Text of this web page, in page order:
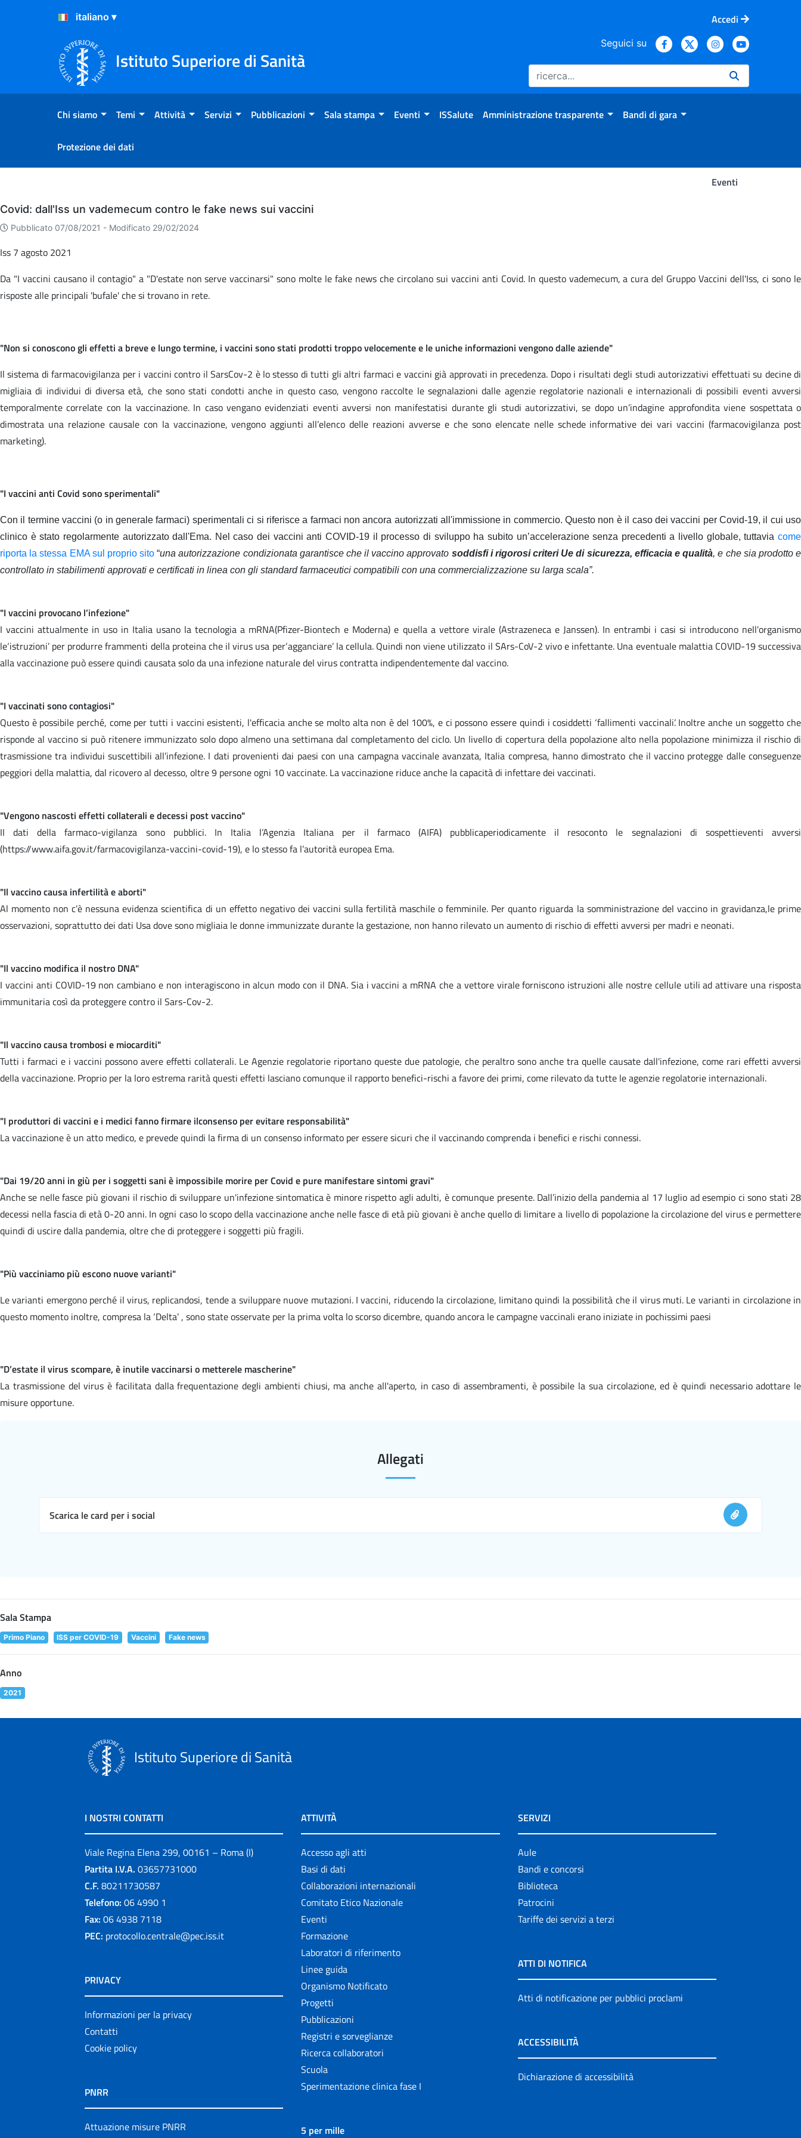
Salta al Contenuto
Salta al Footer
Accedi
Istituto Superiore di Sanità
Seguici su
Chi siamo Temi Attività Servizi Pubblicazioni Sala stampa Eventi ISSalute Amministrazione trasparente Bandi di gara
Protezione dei dati
Eventi
Eventi
Covid: dall'Iss un vademecum contro le fake news sui vaccini
Pubblicato 07/08/2021 - Modificato 29/02/2024
Iss 7 agosto 2021
Da "I vaccini causano il contagio" a "D'estate non serve vaccinarsi" sono molte le fake news che circolano sui vaccini anti Covid. In questo vademecum, a cura del Gruppo Vaccini dell'Iss, ci sono le
risposte alle principali 'bufale' che si trovano in rete.
"Non si conoscono gli effetti a breve e lungo termine, i vaccini sono stati prodotti troppo velocemente e le uniche informazioni vengono dalle aziende"
Il sistema di farmacovigilanza per i vaccini contro il SarsCov-2 è lo stesso di tutti gli altri farmaci e vaccini già approvati in precedenza. Dopo i risultati degli studi autorizzativi effettuati su decine di
migliaia di individui di diversa età, che sono stati condotti anche in questo caso, vengono raccolte le segnalazioni dalle agenzie regolatorie nazionali e internazionali di possibili eventi avversi
temporalmente correlate con la vaccinazione. In caso vengano evidenziati eventi avversi non manifestatisi durante gli studi autorizzativi, se dopo un’indagine approfondita viene sospettata o
dimostrata una relazione causale con la vaccinazione, vengono aggiunti all’elenco delle reazioni avverse e che sono elencate nelle schede informative dei vari vaccini (farmacovigilanza post
marketing).
"I vaccini anti Covid sono sperimentali"
Con il termine vaccini (o in generale farmaci) sperimentali ci si riferisce a farmaci non ancora autorizzati all'immissione in commercio. Questo non è il caso dei vaccini per Covid-19, il cui uso
clinico è stato regolarmente autorizzato dall'Ema. Nel caso dei vaccini anti COVID-19 il processo di sviluppo ha subito un’accelerazione senza precedenti a livello globale, tuttaviacome
riporta la stessa EMA sul proprio sito “una autorizzazione condizionata garantisce che il vaccino approvato soddisfi i rigorosi criteri Ue di sicurezza, efficacia e qualità, e che sia prodotto e
controllato in stabilimenti approvati e certificati in linea con gli standard farmaceutici compatibili con una commercializzazione su larga scala”.
"I vaccini provocano l’infezione"
I vaccini attualmente in uso in Italia usano la tecnologia a mRNA(Pfizer-Biontech e Moderna) e quella a vettore virale (Astrazeneca e Janssen). In entrambi i casi si introducono nell'organismo
le‘istruzioni’ per produrre frammenti della proteina che il virus usa per‘agganciare’ la cellula. Quindi non viene utilizzato il SArs-CoV-2 vivo e infettante. Una eventuale malattia COVID-19 successiva
alla vaccinazione può essere quindi causata solo da una infezione naturale del virus contratta indipendentemente dal vaccino.
"I vaccinati sono contagiosi"
Questo è possibile perché, come per tutti i vaccini esistenti, l'efficacia anche se molto alta non è del 100%, e ci possono essere quindi i cosiddetti ‘fallimenti vaccinali’. Inoltre anche un soggetto che
risponde al vaccino si può ritenere immunizzato solo dopo almeno una settimana dal completamento del ciclo. Un livello di copertura della popolazione alto nella popolazione minimizza il rischio di
trasmissione tra individui suscettibili all’infezione. I dati provenienti dai paesi con una campagna vaccinale avanzata, Italia compresa, hanno dimostrato che il vaccino protegge dalle conseguenze
peggiori della malattia, dal ricovero al decesso, oltre 9 persone ogni 10 vaccinate. La vaccinazione riduce anche la capacità di infettare dei vaccinati.
"Vengono nascosti effetti collaterali e decessi post vaccino"
II dati della farmaco-vigilanza sono pubblici. In Italia l’Agenzia Italiana per il farmaco (AIFA) pubblicaperiodicamente il resoconto le segnalazioni di sospettieventi avversi
(https://www.aifa.gov.it/farmacovigilanza-vaccini-covid-19), e lo stesso fa l’autorità europea Ema.
"Il vaccino causa infertilità e aborti"
Al momento non c’è nessuna evidenza scientifica di un effetto negativo dei vaccini sulla fertilità maschile o femminile. Per quanto riguarda la somministrazione del vaccino in gravidanza,le prime
osservazioni, soprattutto dei dati Usa dove sono migliaia le donne immunizzate durante la gestazione, non hanno rilevato un aumento di rischio di effetti avversi per madri e neonati.
"Il vaccino modifica il nostro DNA"
I vaccini anti COVID-19 non cambiano e non interagiscono in alcun modo con il DNA. Sia i vaccini a mRNA che a vettore virale forniscono istruzioni alle nostre cellule utili ad attivare una risposta
immunitaria così da proteggere contro il Sars-Cov-2.
"Il vaccino causa trombosi e miocarditi"
Tutti i farmaci e i vaccini possono avere effetti collaterali. Le Agenzie regolatorie riportano queste due patologie, che peraltro sono anche tra quelle causate dall'infezione, come rari effetti avversi
della vaccinazione. Proprio per la loro estrema rarità questi effetti lasciano comunque il rapporto benefici-rischi a favore dei primi, come rilevato da tutte le agenzie regolatorie internazionali.
"I produttori di vaccini e i medici fanno firmare ilconsenso per evitare responsabilità"
La vaccinazione è un atto medico, e prevede quindi la firma di un consenso informato per essere sicuri che il vaccinando comprenda i benefici e rischi connessi.
"Dai 19/20 anni in giù per i soggetti sani è impossibile morire per Covid e pure manifestare sintomi gravi"
Anche se nelle fasce più giovani il rischio di sviluppare un'infezione sintomatica è minore rispetto agli adulti, è comunque presente. Dall’inizio della pandemia al 17 luglio ad esempio ci sono stati 28
decessi nella fascia di età 0-20 anni. In ogni caso lo scopo della vaccinazione anche nelle fasce di età più giovani è anche quello di limitare a livello di popolazione la circolazione del virus e permettere
quindi di uscire dalla pandemia, oltre che di proteggere i soggetti più fragili.
"Più vacciniamo più escono nuove varianti"
Le varianti emergono perché il virus, replicandosi, tende a sviluppare nuove mutazioni. I vaccini, riducendo la circolazione, limitano quindi la possibilità che il virus muti. Le varianti in circolazione in
questo momento inoltre, compresa la ‘Delta’ , sono state osservate per la prima volta lo scorso dicembre, quando ancora le campagne vaccinali erano iniziate in pochissimi paesi
"D’estate il virus scompare, è inutile vaccinarsi o metterele mascherine"
La trasmissione del virus è facilitata dalla frequentazione degli ambienti chiusi, ma anche all'aperto, in caso di assembramenti, è possibile la sua circolazione, ed è quindi necessario adottare le
misure opportune.
Allegati
Scarica le card per i social
Sala Stampa
Primo Piano ISS per COVID-19 Vaccini Fake news
Anno
2021
Istituto Superiore di Sanità
I NOSTRI CONTATTI
Viale Regina Elena 299, 00161 – Roma (I)
Partita I.V.A. 03657731000
C.F. 80211730587
Telefono: 06 4990 1
Fax: 06 4938 7118
PEC: protocollo.centrale@pec.iss.it
PRIVACY
Informazioni per la privacy
Contatti
Cookie policy
PNRR
Attuazione misure PNRR
ATTIVITÀ
Accesso agli atti
Basi di dati
Collaborazioni internazionali
Comitato Etico Nazionale
Eventi
Formazione
Laboratori di riferimento
Linee guida
Organismo Notificato
Progetti
Pubblicazioni
Registri e sorveglianze
Ricerca collaboratori
Scuola
Sperimentazione clinica fase I
5 per mille
SERVIZI
Aule
Bandi e concorsi
Biblioteca
Patrocini
Tariffe dei servizi a terzi
ATTI DI NOTIFICA
Atti di notificazione per pubblici proclami
ACCESSIBILITÀ
Dichiarazione di accessibilità